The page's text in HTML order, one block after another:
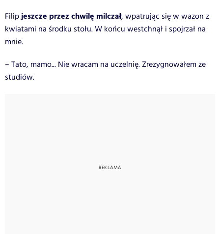
Filipjeszcze przez chwilę milczał, wpatrując się w wazon z
kwiatami na środku stołu. W końcu westchnął i spojrzał na
mnie.
– Tato, mamo... Nie wracam na uczelnię. Zrezygnowałem ze
studiów.